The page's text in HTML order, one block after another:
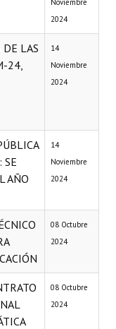
Noviembre
2024
LAS
24,
14
Noviembre
2024
SE
AÑO
14
Noviembre
2024
08 Octubre
2024
08 Octubre
2024